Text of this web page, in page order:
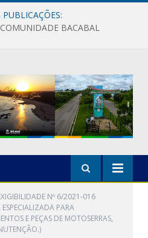
BACABAL
Nº 6/2021-016
PARA
E PEÇAS DE MOTOSERRAS,